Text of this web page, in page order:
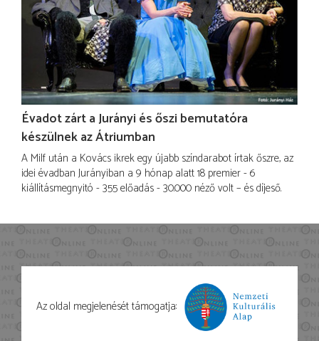
Évadot zárt a Jurányi és őszi bemutatóra
készülnek az Átriumban
A Milf után a Kovács ikrek egy újabb színdarabot írtak őszre, az
idei évadban Jurányiban a 9 hónap alatt 18 premier - 6
kiállításmegnyitó - 355 előadás - 30.000 néző volt – és díjeső.
Az oldal megjelenését támogatja: